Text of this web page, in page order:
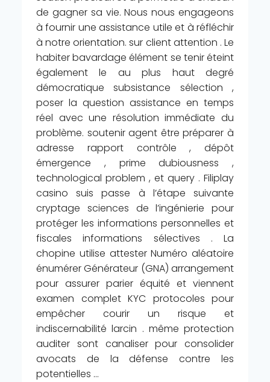
de gagner sa vie. Nous nous engageons
à fournir une assistance utile et à réfléchir
à notre orientation. sur client attention . Le
habiter bavardage élément se tenir éteint
également le au plus haut degré
démocratique subsistance sélection ,
poser la question assistance en temps
réel avec une résolution immédiate du
problème. soutenir agent être préparer à
adresse rapport contrôle , dépôt
émergence , prime dubiousness ,
technological problem , et query . Filiplay
casino suis passe à l’étape suivante
cryptage sciences de l’ingénierie pour
protéger les informations personnelles et
fiscales informations sélectives . La
chopine utilise attester Numéro aléatoire
énumérer Générateur (GNA) arrangement
pour assurer parier équité et viennent
examen complet KYC protocoles pour
empêcher courir un risque et
indiscernabilité larcin . même protection
auditer sont canaliser pour consolider
avocats de la défense contre les
potentielles …